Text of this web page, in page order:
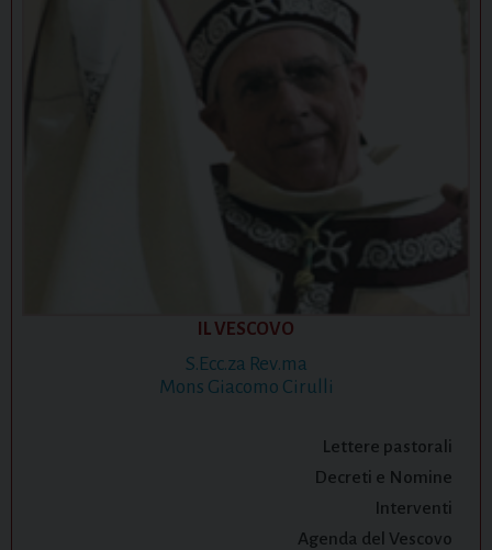
IL VESCOVO
S.Ecc.za Rev.ma
Mons Giacomo Cirulli
Lettere pastorali
Decreti e Nomine
Interventi
Agenda del Vescovo